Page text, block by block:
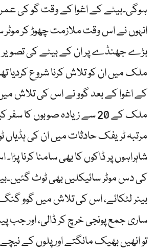
انہوں نے اس وقت ملازمت چھوڑ کر موٹر
بڑے جھنڈے پر ان کے بیٹے کی تصویر
کے اغوا کے بعد گوو نے اس کی تلاش
ملک کے 20 سے زیادہ صوبوں کا
مرتبہ ٹریفک حادثات میں ان کی ہڈیاں
شاہراہوں پر ڈاکوں کا بھی سامنا کرنا
کی دس موٹر سائیکلیں بھی ٹوٹ
بینر لٹکائے، اس کی تلاش میں گوو
ساری جمع پونجی خرچ کر ڈالی، اور جب
تو انھیں بھیک مانگتے اور پلوں کے